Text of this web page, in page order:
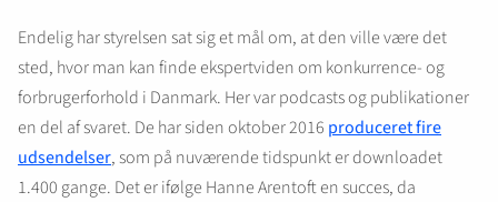
Endelig har styrelsen sat sig et mål om, at den ville være det
sted, hvor man kan finde ekspertviden om konkurrence- og
forbrugerforhold i Danmark. Her var podcasts og publikationer
en del af svaret. De har siden oktober 2016 produceret fire
udsendelser, som på nuværende tidspunkt er downloadet
1.400 gange. Det er ifølge Hanne Arentoft en succes, da